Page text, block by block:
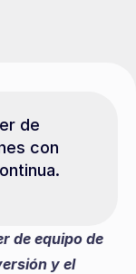
de
con
de equipo de
y el